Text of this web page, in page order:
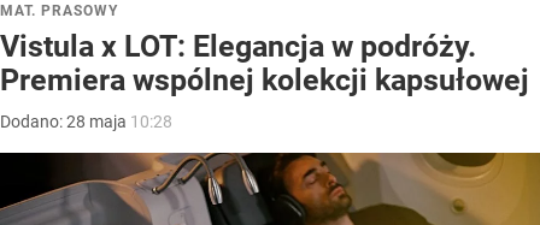
MAT. PRASOWY
Vistula x LOT: Elegancja w podróży.
Premiera wspólnej kolekcji kapsułowej
Dodano:28 maja 10:28